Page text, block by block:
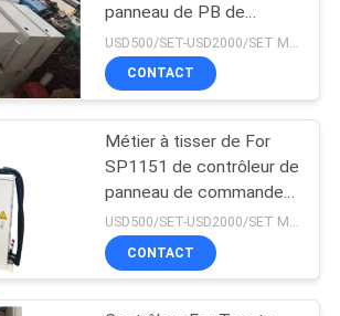
le
à tisser de
14
panneau de PB de
hausse de plate-forme
de LDEC
CONTACT
Métier à tisser de For
SP1151 de contrôleur de
panneau de commande
de machines de textile
de modification
USD500/SET-USD2000/SET MOQ:1Set
CONTACT